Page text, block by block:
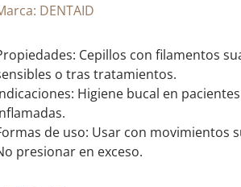
DENTAID
Cepillos con filamentos
o tras tratamientos.
Higiene bucal en
de uso: Usar con movimientos
presionar en exceso.